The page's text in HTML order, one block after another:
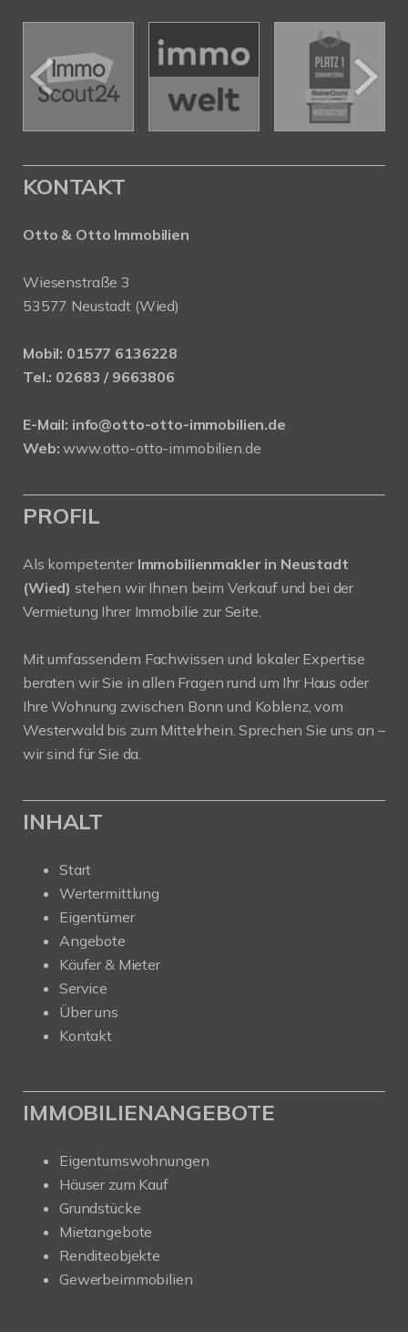
KONTAKT
Otto & Otto Immobilien
Wiesenstraße 3
53577 Neustadt (Wied)
Mobil: 01577 6136228
Tel.: 02683 / 9663806
E-Mail: info@otto-otto-immobilien.de
Web: www.otto-otto-immobilien.de
PROFIL
Als kompetenter Immobilienmakler in Neustadt
(Wied) stehen wir Ihnen beim Verkauf und bei der
Vermietung Ihrer Immobilie zur Seite.
Mit umfassendem Fachwissen und lokaler Expertise
beraten wir Sie in allen Fragen rund um Ihr Haus oder
Ihre Wohnung zwischen Bonn und Koblenz, vom
Westerwald bis zum Mittelrhein. Sprechen Sie uns an –
wir sind für Sie da.
INHALT
Start
Wertermittlung
Eigentümer
Angebote
Käufer & Mieter
Service
Über uns
Kontakt
IMMOBILIENANGEBOTE
Eigentumswohnungen
Häuser zum Kauf
Grundstücke
Mietangebote
Renditeobjekte
Gewerbeimmobilien